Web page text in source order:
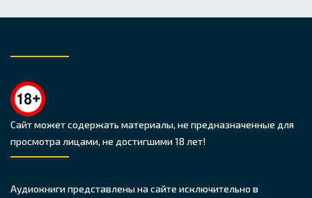
Сайт может содержать материалы, не предназначенные для
просмотра лицами, не достигшими 18 лет!
Аудиокниги представлены на сайте исключительно в